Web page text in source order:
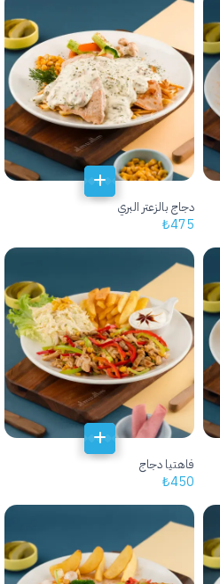
دجاج بالزعتر البري
475
₺
فاهتيا دجاج
450
₺